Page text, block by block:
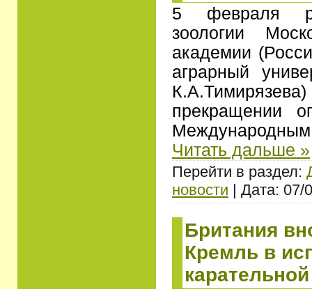
5 февраля
зоологии
академии
аграрный
прекращении
Читать дальше »
Перейти в раздел:
новости | Дата: 07/
Британия
Кремль в